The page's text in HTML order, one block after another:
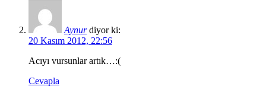
Aynur diyor ki:
20 Kasım 2012, 22:56
Acıyı vursunlar artık…:(
Cevapla